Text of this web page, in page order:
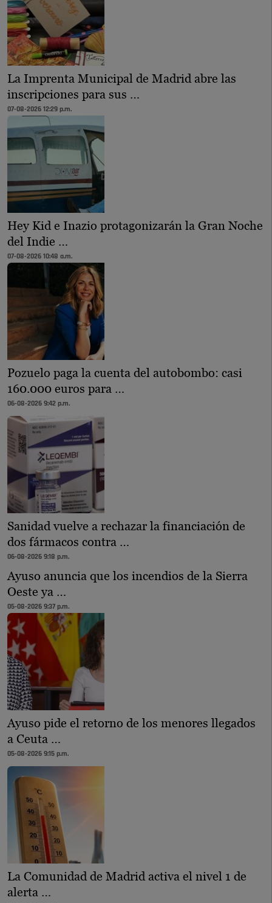
La Imprenta Municipal de Madrid abre las
inscripciones para sus …
07-08-2026 12:29 p.m.
Hey Kid e Inazio protagonizarán la Gran Noche
del Indie …
07-08-2026 10:48 a.m.
Pozuelo paga la cuenta del autobombo: casi
160.000 euros para …
06-08-2026 9:42 p.m.
Sanidad vuelve a rechazar la financiación de
dos fármacos contra …
06-08-2026 9:18 p.m.
Ayuso anuncia que los incendios de la Sierra
Oeste ya …
05-08-2026 9:37 p.m.
Ayuso pide el retorno de los menores llegados
a Ceuta …
05-08-2026 9:15 p.m.
La Comunidad de Madrid activa el nivel 1 de
alerta …